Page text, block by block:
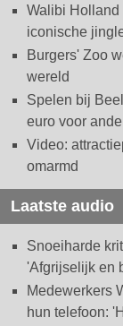
Walibi Holland
iconische
Burgers' Zoo
wereld
Spelen bij
euro voor
Video:
omarmd
Laatste audio
Snoeiharde
'Afgrijselijk en
Medewerkers
hun telefoon: